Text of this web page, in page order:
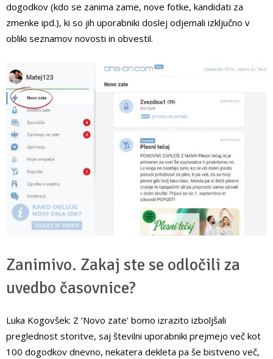
dogodkov (kdo se zanima zame, nove fotke, kandidati za
zmenke ipd.), ki so jih uporabniki doslej odjemali izključno v
obliki seznamov novosti in obvestil.
Zanimivo. Zakaj ste se odločili za
uvedbo časovnice?
Luka Kogovšek: Z ‘Novo zate’ bomo izrazito izboljšali
preglednost storitve, saj številni uporabniki prejmejo več kot
100 dogodkov dnevno, nekatera dekleta pa še bistveno več,